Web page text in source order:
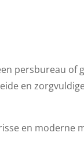
persbureau of
en
en moderne